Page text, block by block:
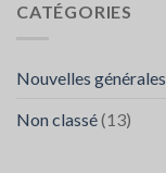
CATÉGORIES
Nouvelles générales
Non classé(13)